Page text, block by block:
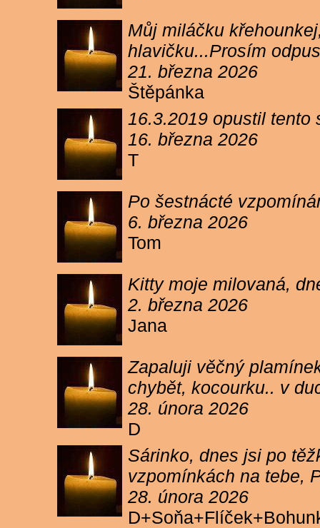
Můj miláčku
hlavičku...Prosím
21. března 2026
Štěpánka
16.3.2019 opustil
16. března 2026
T
Po šestnácté
6. března 2026
Tom
Kitty moje milovaná,
2. března 2026
Jana
Zapaluji věčný
chybět, kocourku.. v
28. února 2026
D
Sárinko, dnes jsi po
vzpomínkách na tebe,
28. února 2026